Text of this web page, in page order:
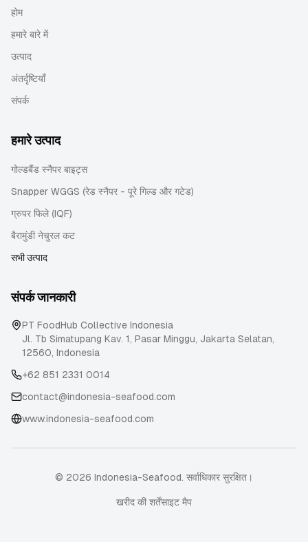
होम
हमारे बारे में
उत्पाद
अंतर्दृष्टियाँ
संपर्क
हमारे उत्पाद
गोल्डबैंड स्नैपर बाइट्स
Snapper WGGS (रेड स्नैपर - पूरे गिल्ड और गटेड)
ग्रुपर फिले (IQF)
बैरामुंडी नेचुरल कट
सभी उत्पाद
संपर्क जानकारी
PT FoodHub Collective Indonesia
Jl. Tb Simatupang Kav. 1, Pasar Minggu, Jakarta Selatan,
12560, Indonesia
+62 851 2331 0014
contact@indonesia-seafood.com
www.indonesia-seafood.com
© 2026 Indonesia-Seafood. सर्वाधिकार सुरक्षित।
खरीद की शर्तेंसाइट मैप